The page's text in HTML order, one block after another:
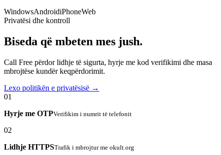
WindowsAndroidiPhoneWeb
Privatësi dhe kontroll
Biseda që mbeten mes jush.
Call Free përdor lidhje të sigurta, hyrje me kod verifikimi dhe masa
mbrojtëse kundër keqpërdorimit.
Lexo politikën e privatësisë →
01
Hyrje me OTPVerifikim i numrit të telefonit
02
Lidhje HTTPSTrafik i mbrojtur me okult.org